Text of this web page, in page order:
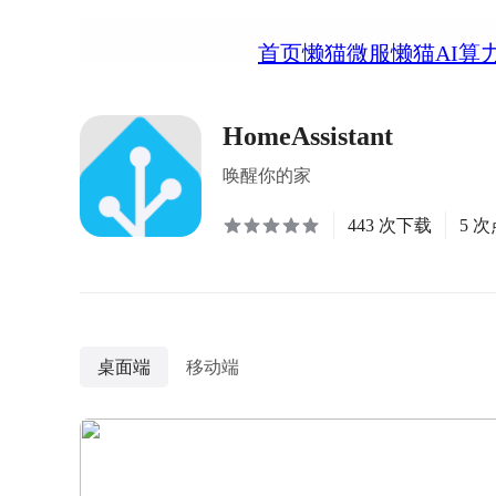
首页懒猫微服懒猫AI算
HomeAssistant
唤醒你的家
443 次下载 5 次
桌面端 移动端